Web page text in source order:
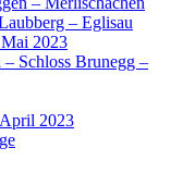
– Eglisau
2023
Schloss Bru­negg –
2023